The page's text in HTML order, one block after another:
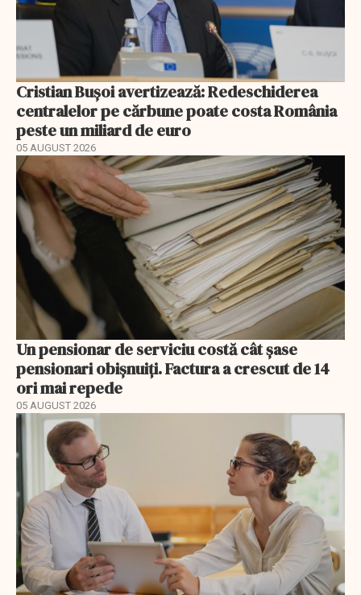
Cristian Bușoi avertizează: Redeschiderea
centralelor pe cărbune poate costa România
peste un miliard de euro
05 AUGUST 2026
Un pensionar de serviciu costă cât șase
pensionari obișnuiți. Factura a crescut de 14
ori mai repede
05 AUGUST 2026